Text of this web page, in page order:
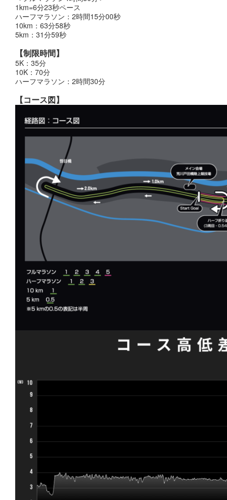
1km=6分23秒ペース
ハーフマラソン：2時間15分00秒
10km：63分58秒
5km：31分59秒
【制限時間】
5K：35分
10K：70分
ハーフマラソン：2時間30分
【コース図】